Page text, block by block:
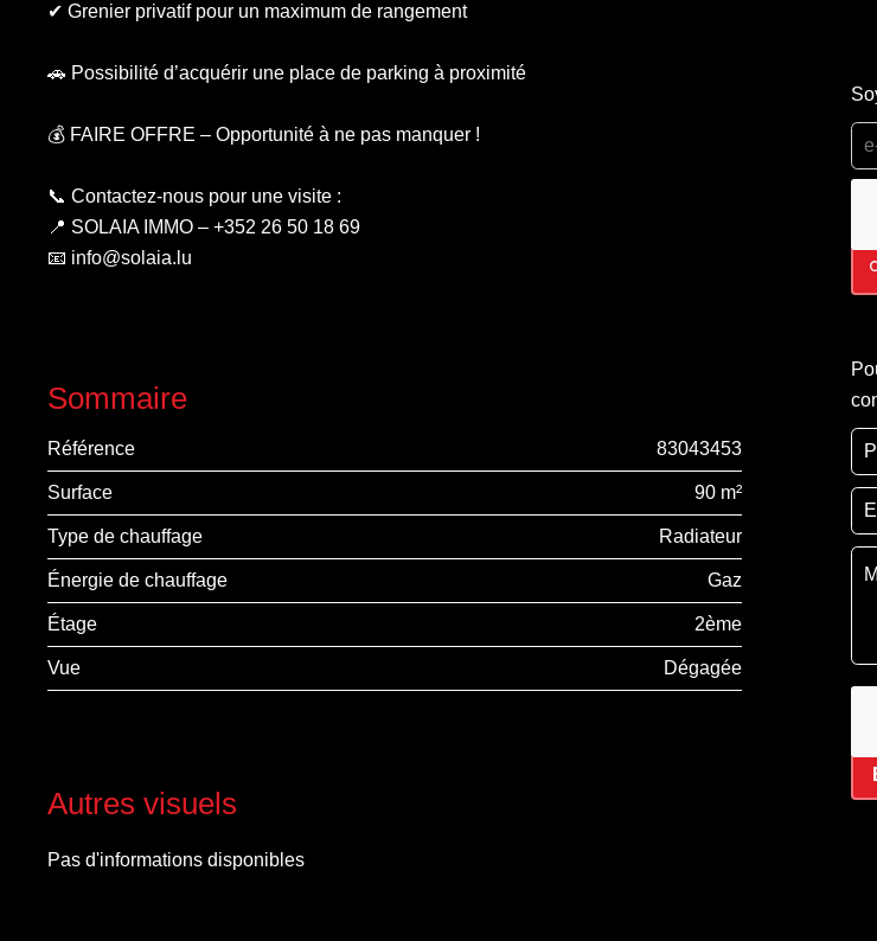
✔ Grenier privatif pour un maximum de rangement
🚗 Possibilité d’acquérir une place de parking à proximité
💰 FAIRE OFFRE – Opportunité à ne pas manquer !
📞 Contactez-nous pour une visite :
📍 SOLAIA IMMO – +352 26 50 18 69
📧 info@solaia.lu
Sommaire
Référence 83043453
Surface 90 m²
Type de chauffage Radiateur
Énergie de chauffage Gaz
Étage 2ème
Vue Dégagée
Autres visuels
Pas d'informations disponibles